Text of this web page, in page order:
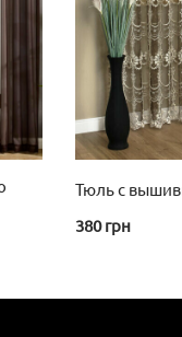
Тюль с
380грн